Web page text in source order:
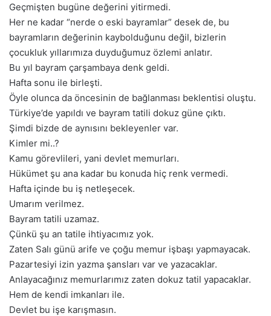
Geçmişten bugüne değerini yitirmedi.
Her ne kadar “nerde o eski bayramlar” desek de, bu
bayramların değerinin kaybolduğunu değil, bizlerin
çocukluk yıllarımıza duyduğumuz özlemi anlatır.
Bu yıl bayram çarşambaya denk geldi.
Hafta sonu ile birleşti.
Öyle olunca da öncesinin de bağlanması beklentisi oluştu.
Türkiye’de yapıldı ve bayram tatili dokuz güne çıktı.
Şimdi bizde de aynısını bekleyenler var.
Kimler mi..?
Kamu görevlileri, yani devlet memurları.
Hükümet şu ana kadar bu konuda hiç renk vermedi.
Hafta içinde bu iş netleşecek.
Umarım verilmez.
Bayram tatili uzamaz.
Çünkü şu an tatile ihtiyacımız yok.
Zaten Salı günü arife ve çoğu memur işbaşı yapmayacak.
Pazartesiyi izin yazma şansları var ve yazacaklar.
Anlayacağınız memurlarımız zaten dokuz tatil yapacaklar.
Hem de kendi imkanları ile.
Devlet bu işe karışmasın.